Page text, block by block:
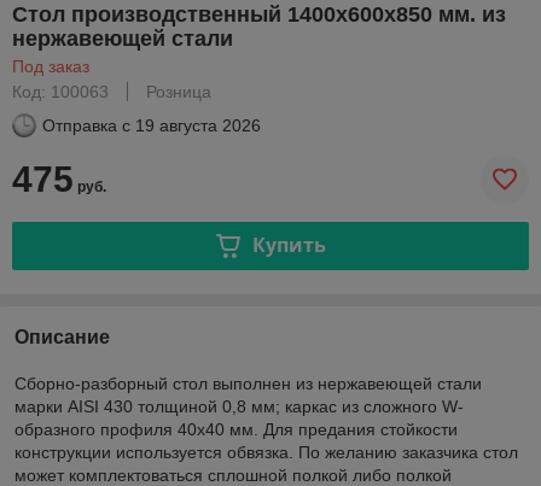
Стол производственный 1400х600х850 мм. из
нержавеющей стали
Под заказ
Код: 100063
Розница
Отправка с 19 августа 2026
475 руб.
Купить
Описание
Сборно-разборный стол выполнен из нержавеющей стали
марки AISI 430 толщиной 0,8 мм; каркас из сложного W-
образного профиля 40х40 мм. Для предания стойкости
конструкции используется обвязка. По желанию заказчика стол
может комплектоваться сплошной полкой либо полкой